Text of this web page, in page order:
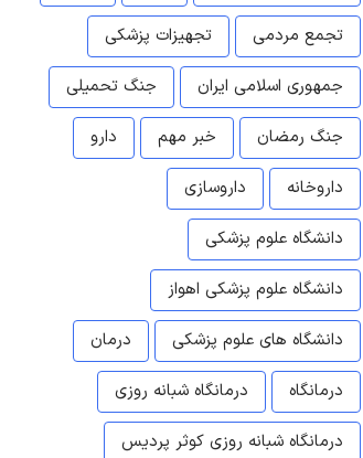
تجمع مردمی
تجهیزات پزشکی
جمهوری اسلامی ایران
جنگ تحمیلی
جنگ رمضان
خبر مهم
دارو
داروخانه
داروسازی
دانشگاه علوم پزشکی
دانشگاه علوم پزشکی اهواز
دانشگاه های علوم پزشکی
درمان
درمانگاه
درمانگاه شبانه روزی
درمانگاه شبانه روزی کوثر پردیس